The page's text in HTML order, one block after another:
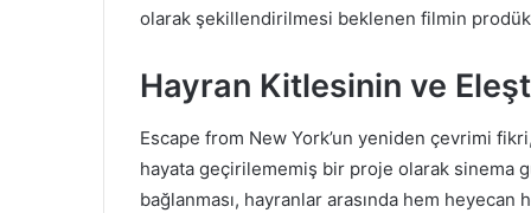
olarak şekillendirilmesi beklenen filmin
Hayran Kitlesinin ve
Escape from New York’un yeniden çevrimi
hayata geçirilememiş bir proje olarak sinema
bağlanması, hayranlar arasında hem